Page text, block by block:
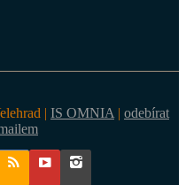
| IS OMNIA | odebírat